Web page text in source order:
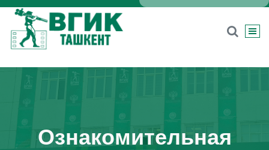
Ознакомительная